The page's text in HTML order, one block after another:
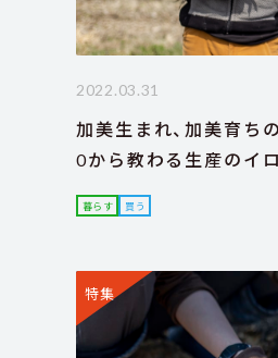
2022.03.31
加美生まれ、加美育ち
0から教わる生産のイ
暮らす 買う
特集